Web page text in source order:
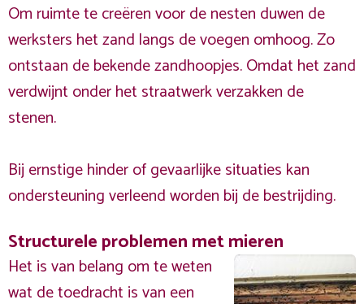
Om ruimte te creëren voor de nesten duwen de
werksters het zand langs de voegen omhoog. Zo
ontstaan de bekende zandhoopjes. Omdat het zand
verdwijnt onder het straatwerk verzakken de
stenen.
Bij ernstige hinder of gevaarlijke situaties kan
ondersteuning verleend worden bij de bestrijding.
Structurele problemen met mieren
Het is van belang om te weten
wat de toedracht is van een